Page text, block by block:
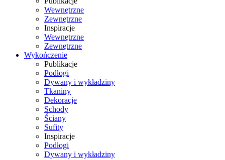
Wewnętrzne
Zewnętrzne
Inspiracje
Wewnętrzne
Zewnętrzne
Wykończenie
Publikacje
Podłogi
Dywany i wykładziny
Tkaniny
Dekoracje
Schody
Ściany
Sufity
Inspiracje
Podłogi
Dywany i wykładziny